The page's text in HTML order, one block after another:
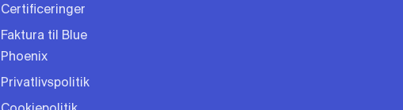
Certificeringer
Faktura til Blue
Phoenix
Privatlivspolitik